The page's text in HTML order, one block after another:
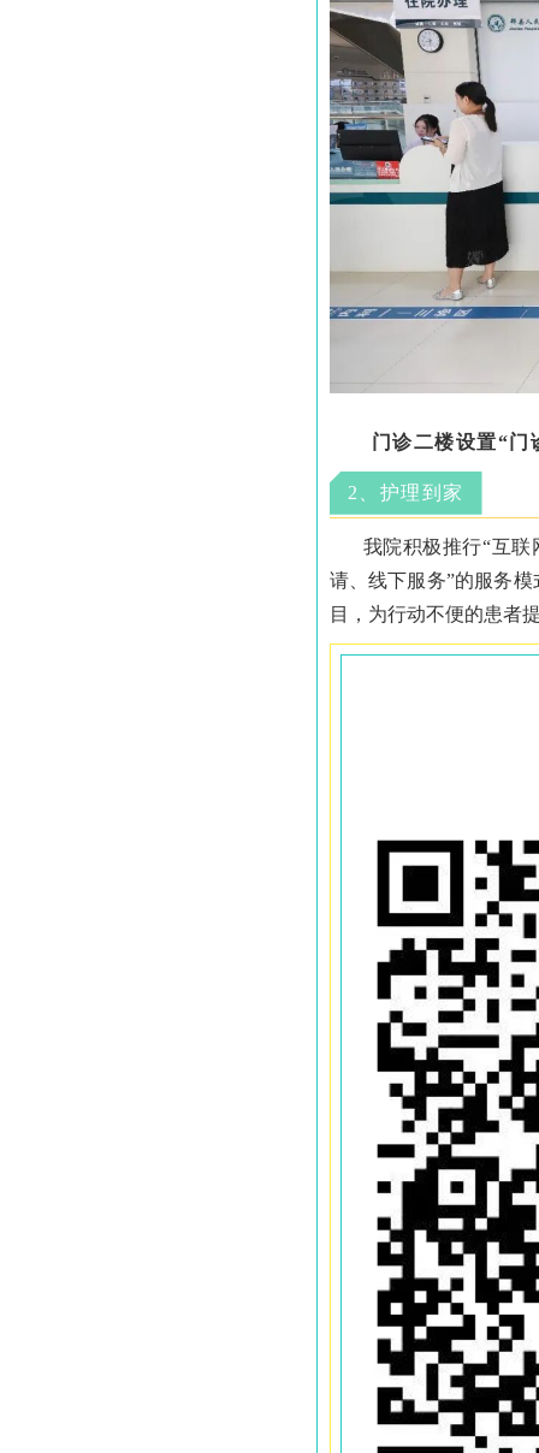
门诊二楼设置“
2、护理到家
我院积极推行“互联
请、线下服务”的服务
目，为行动不便的患者